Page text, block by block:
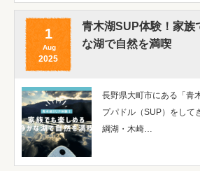
1
Aug
2025
青木湖SUP体験！家族
な湖で自然を満喫
長野県大町市にある「青
プパドル（SUP）をして
綱湖・木崎…